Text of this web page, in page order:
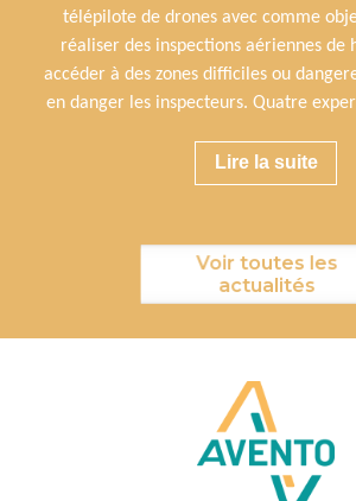
télépilote de drones avec comme
réaliser des inspections aériennes de
accéder à des zones difficiles ou
en danger les inspecteurs. Quatre
Lire la suite
Voir toutes les
actualités